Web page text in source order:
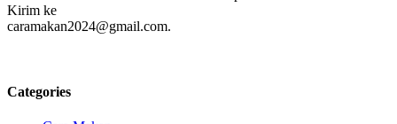
Kirim ke
caramakan2024@gmail.com.
Categories